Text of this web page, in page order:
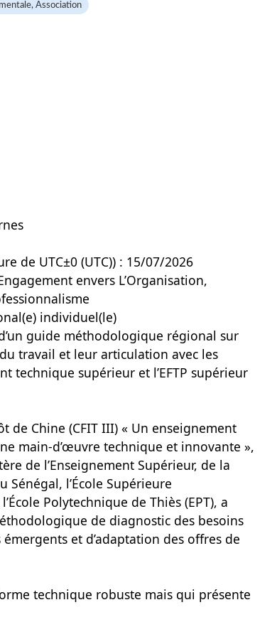
Association
de UTC±0 (UTC)) : 15/07/2026
envers L’Organisation,
individuel(le)
guide méthodologique régional sur
travail et leur articulation avec les
technique supérieur et l’EFTP supérieur
de Chine (CFIT III) « Un enseignement
main-d’œuvre technique et innovante »,
de l’Enseignement Supérieur, de la
Sénégal, l’École Supérieure
Polytechnique de Thiès (EPT), a
de diagnostic des besoins
et d’adaptation des offres de
technique robuste mais qui présente